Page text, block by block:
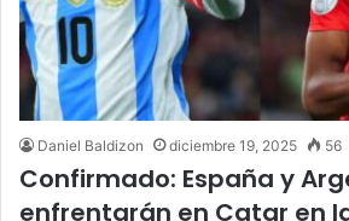
Daniel Baldizon diciembre 19, 2025 56
Confirmado: España y
enfrentarán en Catar en